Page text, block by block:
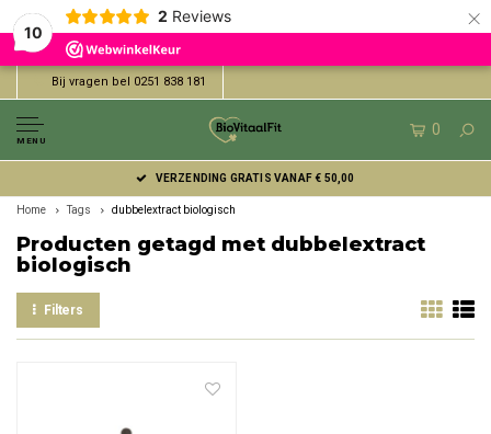
10
2 Reviews ×
Bij vragen bel 0251 838 181
MENU
0
VERZENDING GRATIS VANAF € 50,00
Home Tags dubbelextract biologisch
Producten getagd met dubbelextract
biologisch
Filters